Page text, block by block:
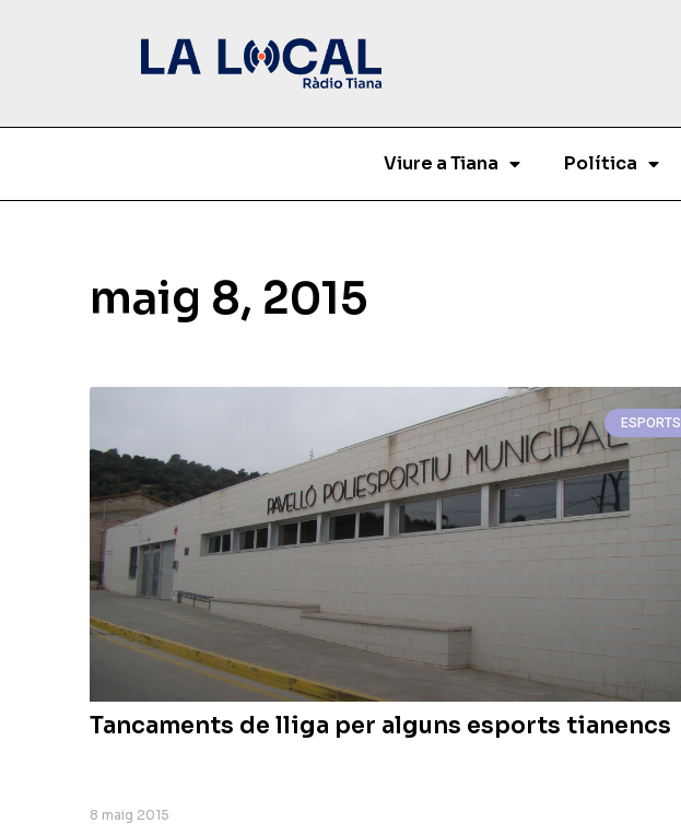
Viure a Tiana Política
maig 8, 2015
ESPORTS
Tancaments de lliga per alguns esports tianencs
8 maig 2015